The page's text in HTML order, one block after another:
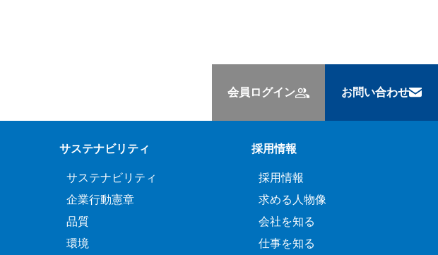
会員ログイン お問い合わせ
サステナビリティ
サステナビリティ
企業行動憲章
品質
環境
採用情報
採用情報
求める人物像
会社を知る
仕事を知る